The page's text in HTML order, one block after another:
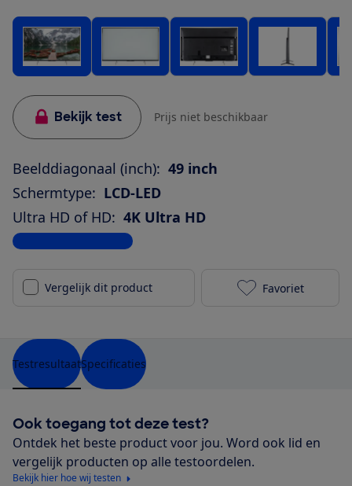
Bekijk test Prijs niet beschikbaar
Beelddiagonaal (inch): 49 inch
Schermtype: LCD-LED
Ultra HD of HD: 4K Ultra HD
Bekijk alle specificaties
Vergelijk dit product Sony KD-
Favoriet
TestresultaatSpecificaties
Ook toegang tot deze test?
Ontdek het beste product voor jou. Word ook lid en
vergelijk producten op alle testoordelen.
Bekijk hier hoe wij testen